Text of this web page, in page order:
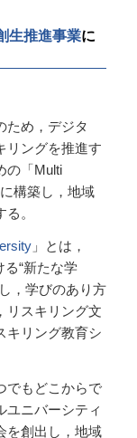
生推進事業に
ため，デジタ
リングを推進す
の「Multi
構築し，地域
。
」とは，
る“新たな学
，学びのあり方
リスキリング文
キリング教育シ
でもどこからで
ユニバーシティ
を創出し，地域